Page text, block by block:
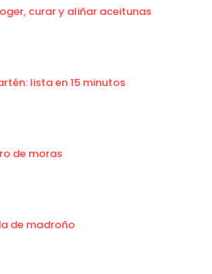
curar y aliñar aceitunas
lista en 15 minutos
de moras
de madroño